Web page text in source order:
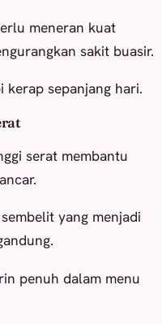
meneran kuat
sakit buasir.
sepanjang hari.
serat membantu
yang menjadi
penuh dalam menu